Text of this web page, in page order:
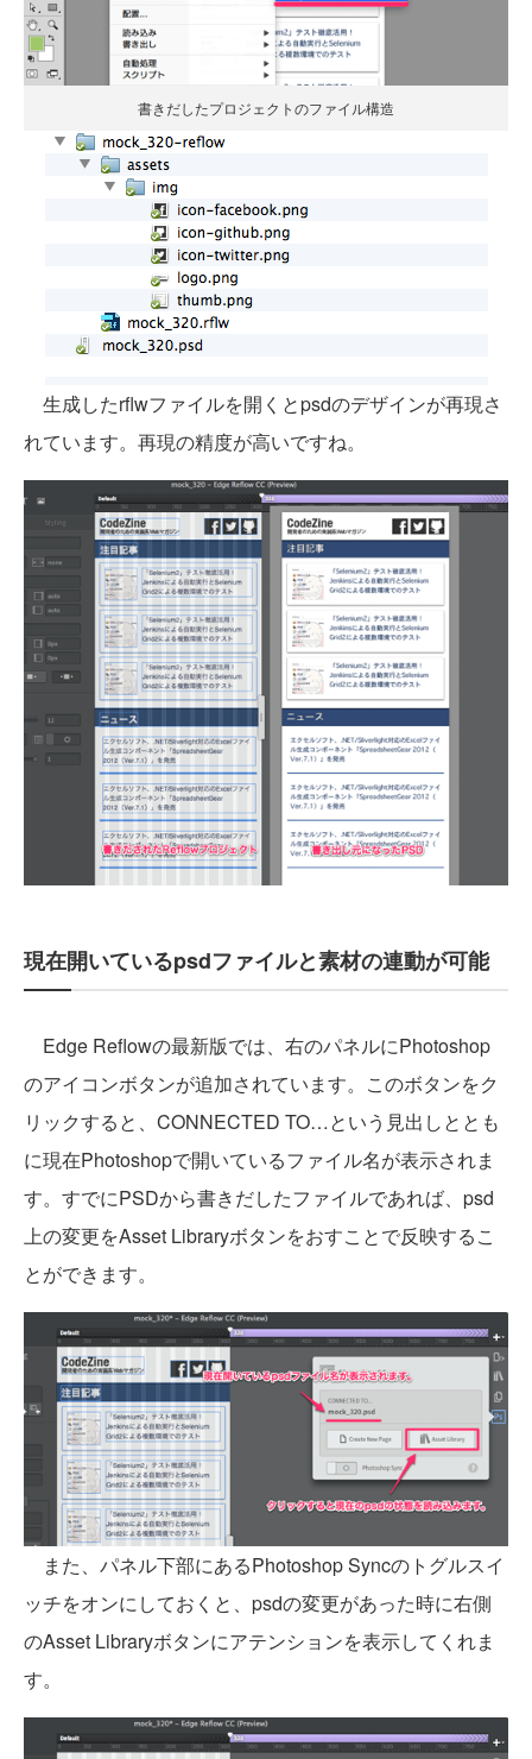
書きだしたプロジェクトのファイル構造
生成したrflwファイルを開くとpsdのデザインが再現さ
れています。再現の精度が高いですね。
現在開いているpsdファイルと素材の連動が可能
Edge Reflowの最新版では、右のパネルにPhotoshop
のアイコンボタンが追加されています。このボタンをク
リックすると、CONNECTED TO…という見出しととも
に現在Photoshopで開いているファイル名が表示されま
す。すでにPSDから書きだしたファイルであれば、psd
上の変更をAsset Libraryボタンをおすことで反映するこ
とができます。
また、パネル下部にあるPhotoshop Syncのトグルスイ
ッチをオンにしておくと、psdの変更があった時に右側
のAsset Libraryボタンにアテンションを表示してくれま
す。